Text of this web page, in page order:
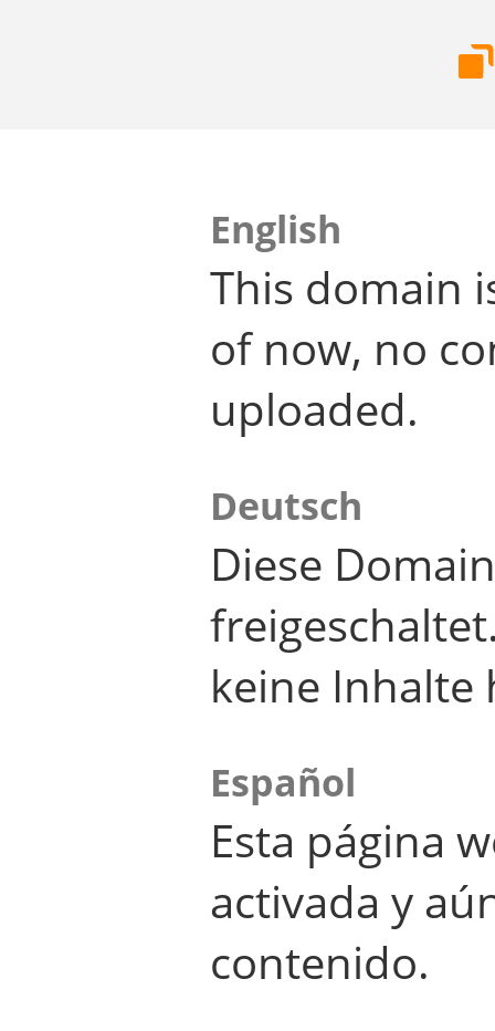
English
This domain
of now, no
uploaded.
Deutsch
Diese
keine Inhalte
Español
Esta página
activada y
contenido.